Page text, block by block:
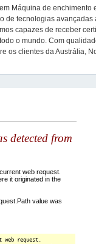
Máquina de enchimento
de tecnologias
capazes de receber
o mundo. Com
os clientes da Austrália,